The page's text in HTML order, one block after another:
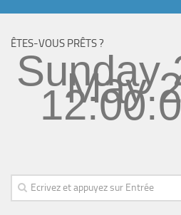
ÊTES-VOUS PRÊTS ?
Sunday
May